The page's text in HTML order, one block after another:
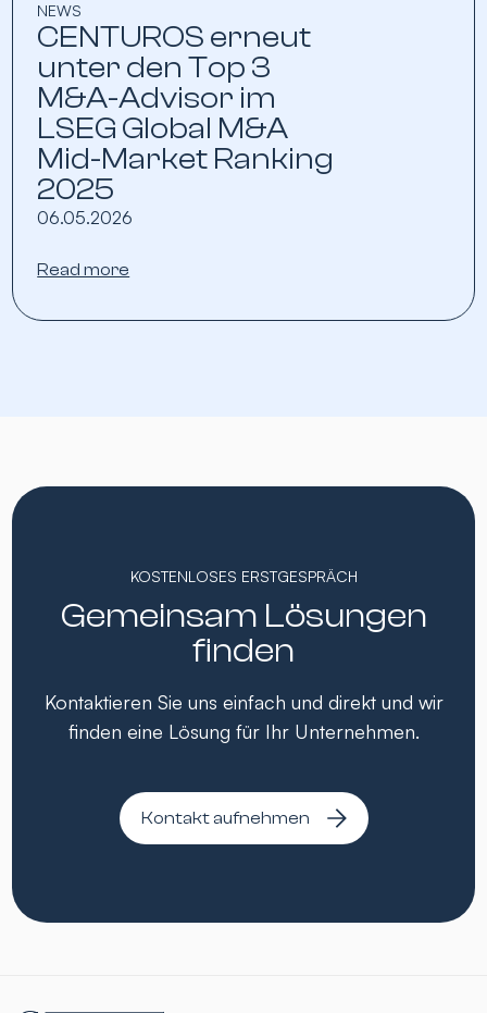
NEWS
CENTUROS erneut
unter den Top 3
M&A-Advisor im
LSEG Global M&A
Mid-Market Ranking
2025
06.05.2026
Read more
KOSTENLOSES ERSTGESPRÄCH
Gemeinsam Lösungen
finden
Kontaktieren Sie uns einfach und direkt und wir
finden eine Lösung für Ihr Unternehmen.
Kontakt aufnehmen